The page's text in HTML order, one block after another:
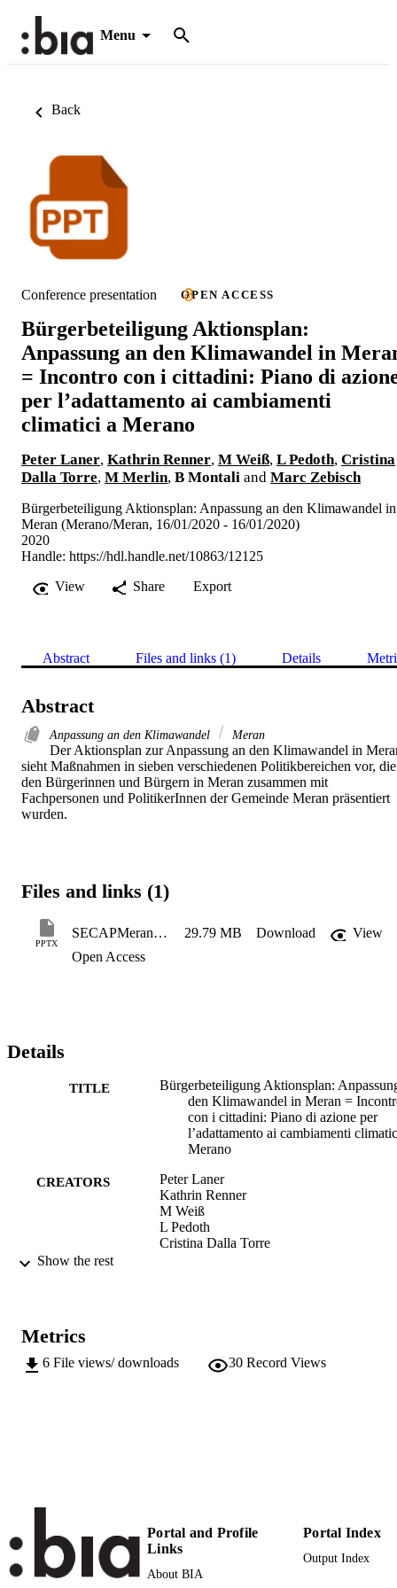
Menu
Back
Conference presentation OPEN ACCESS
Bürgerbeteiligung Aktionsplan:
Anpassung an den Klimawandel in
= Incontro con i cittadini: Piano di
per l’adattamento ai cambiamenti
climatici a Merano
Peter Laner, Kathrin Renner, M Weiß, L Pedoth, Cristina
Dalla Torre, M Merlin, B Montali and Marc Zebisch
Bürgerbeteiligung Aktionsplan: Anpassung an den Klimawandel in
Meran (Merano/Meran, 16/01/2020 - 16/01/2020)
2020
Handle: https://hdl.handle.net/10863/12125
View
Share Export
Abstract Files and links (1) Details
Abstract
Anpassung an den Klimawandel Meran
Der Aktionsplan zur Anpassung an den Klimawandel in
sieht Maßnahmen in sieben verschiedenen Politikbereichen vor, die
den Bürgerinnen und Bürgern in Meran zusammen mit
Fachpersonen und PolitikerInnen der Gemeinde Meran präsentiert
wurden.
Files and links (1)
PPTX
SECAPMeran_2020-01-16-Marc 29.79 MB Download
View
Open Access
Details
TITLE
Bürgerbeteiligung Aktionsplan:
den Klimawandel in Meran =
con i cittadini: Piano di azione per
l’adattamento ai cambiamenti
Merano
CREATORS
Peter Laner
Kathrin Renner
M Weiß
L Pedoth
Cristina Dalla Torre
16/01/2020)
LANGUAGE
RESOURCE
TYPE
Conference presentation
Show the rest
Metrics
6 File views/ downloads 30 Record Views
Portal and Profile
Links
About BIA
Portal Index
Output Index